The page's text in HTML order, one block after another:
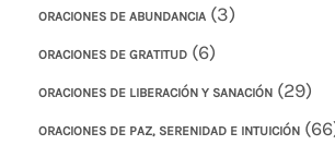
ORACIONES DE ABUNDANCIA (3)
ORACIONES DE GRATITUD (6)
ORACIONES DE LIBERACIÓN Y SANACIÓN (29)
ORACIONES DE PAZ, SERENIDAD E INTUICIÓN